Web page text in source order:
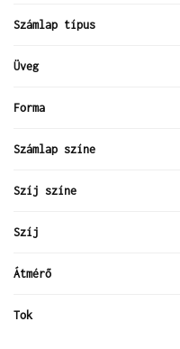
Számlap típus
Üveg
Forma
Számlap színe
Szíj színe
Szíj
Átmérő
Tok